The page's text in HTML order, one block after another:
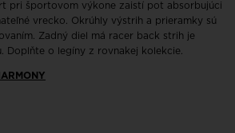
pri športovom výkone zaistí pot absorbujúci
vrecko. Okrúhly výstrih a prieramky sú
Zadný diel má racer back strih je
Doplňte o legíny z rovnakej kolekcie.